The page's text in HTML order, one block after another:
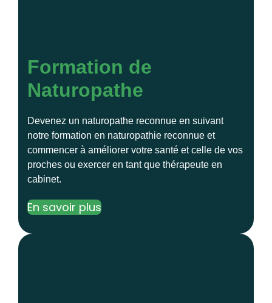
Formation de
Naturopathe
Devenez un naturopathe reconnue en suivant
notre formation en naturopathie reconnue et
commencer à améliorer votre santé et celle de vos
proches ou exercer en tant que thérapeute en
cabinet.
En savoir plus